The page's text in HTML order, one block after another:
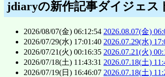
jdiaryの新作記事ダイジェス
2026/08/07(金) 06:12:54 2026.08.07(金)
2026/07/29(水) 17:01:40 2026.07.29(水)
2026/07/21(火) 00:16:35 2026.07.21(火)
2026/07/18(土) 11:43:31 2026.07.18(土)
2026/07/19(日) 16:46:07 2026.07.18(土)